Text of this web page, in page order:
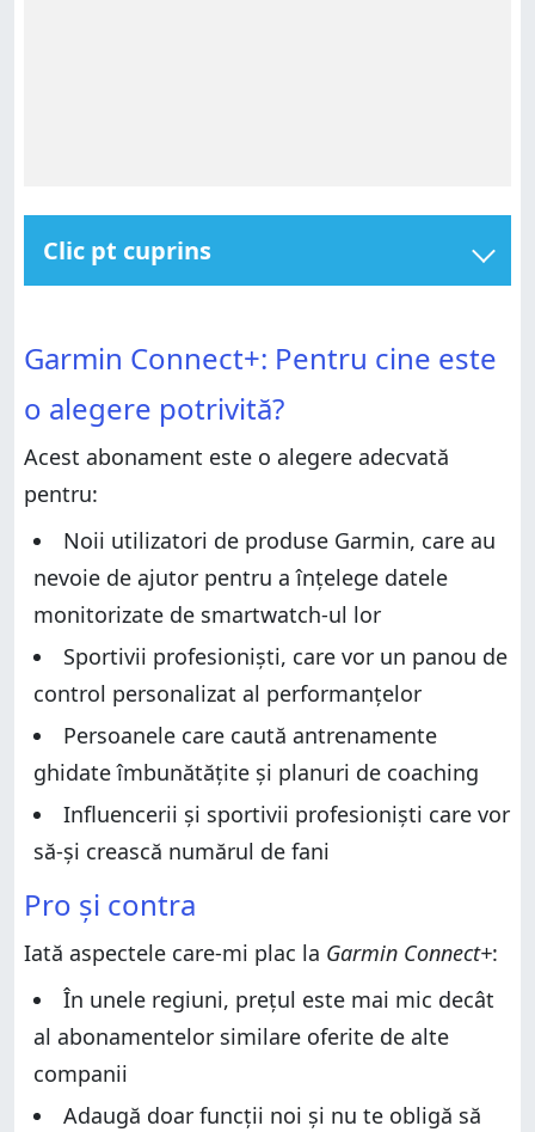
Clic pt cuprins
Pro și contra
Verdict
Experiența mea cu Garmin Connect+
Inteligența activă
Insigne și provocări exclusive
Activități în timp real
Programe exclusive de antrenament
LiveTrack îmbunătățit
Ce părere ai despre Garmin Connect+?
potrivită?
Verdict
Experiența mea cu Garmin Connect+
Inteligența activă
Insigne și provocări exclusive
Activități în timp real
Programe exclusive de antrenament
LiveTrack îmbunătățit
Planșă de bord pentru performanță
Ce părere ai despre Garmin Connect+?
Garmin Connect+: Pentru cine este
o alegere potrivită?
Acest abonament este o alegere adecvată
pentru:
Noii utilizatori de produse Garmin, care au
nevoie de ajutor pentru a înțelege datele
monitorizate de smartwatch-ul lor
Sportivii profesioniști, care vor un panou de
control personalizat al performanțelor
Persoanele care caută antrenamente
ghidate îmbunătățite și planuri de coaching
Influencerii și sportivii profesioniști care vor
să-și crească numărul de fani
Pro și contra
Iată aspectele care-mi plac la Garmin Connect+:
În unele regiuni, prețul este mai mic decât
al abonamentelor similare oferite de alte
companii
Adaugă doar funcții noi și nu te obligă să